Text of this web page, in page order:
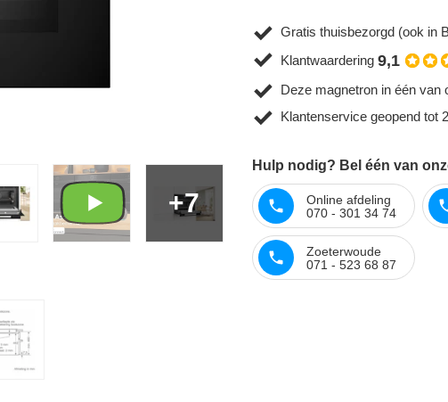
+7
Gratis thuisbezorgd (ook in
Klantwaardering 9,1
Deze magnetron in één van
Klantenservice geopend tot
Hulp nodig? Bel één van
Online afdeling
070 - 301 34 74
Zoeterwoude
071 - 523 68 87